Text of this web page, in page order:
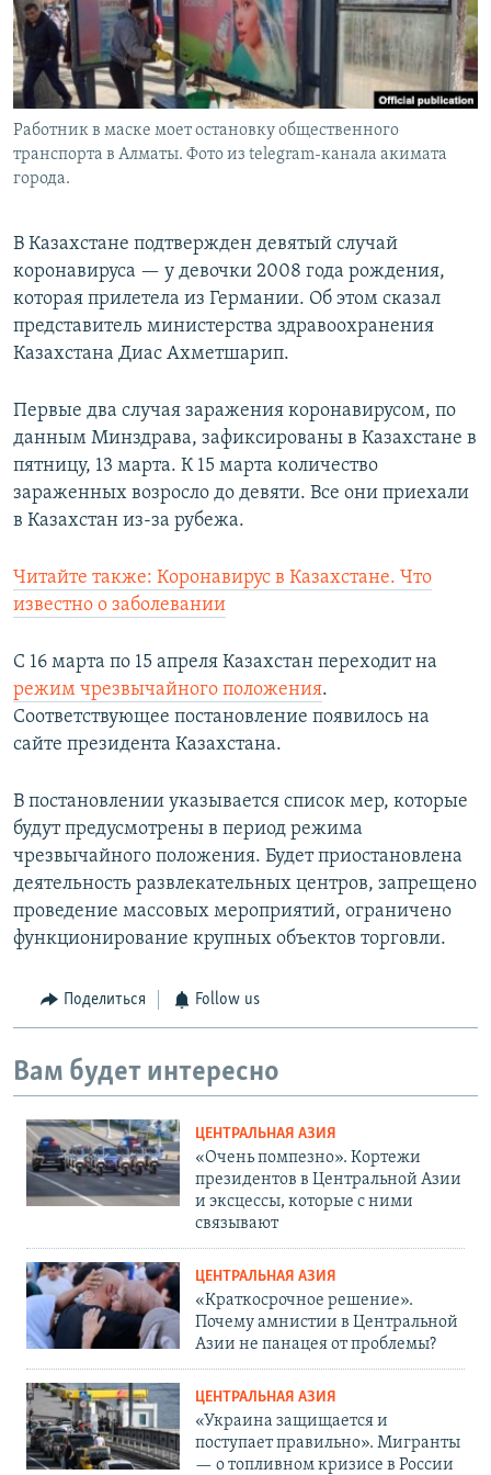
Работник в маске моет остановку общественного
транспорта в Алматы. Фото из telegram-канала акимата
города.
В Казахстане подтвержден девятый случай
коронавируса — у девочки 2008 года рождения,
которая прилетела из Германии. Об этом сказал
представитель министерства здравоохранения
Казахстана Диас Ахметшарип.
Первые два случая заражения коронавирусом, по
данным Минздрава, зафиксированы в Казахстане в
пятницу, 13 марта. К 15 марта количество
зараженных возросло до девяти. Все они приехали
в Казахстан из-за рубежа.
Читайте также: Коронавирус в Казахстане. Что
известно о заболевании
С 16 марта по 15 апреля Казахстан переходит на
режим чрезвычайного положения.
Соответствующее постановление появилось на
сайте президента Казахстана.
В постановлении указывается список мер, которые
будут предусмотрены в период режима
чрезвычайного положения. Будет приостановлена
деятельность развлекательных центров, запрещено
проведение массовых мероприятий, ограничено
функционирование крупных объектов торговли.
Поделиться Follow us
Вам будет интересно
ЦЕНТРАЛЬНАЯ АЗИЯ
«Очень помпезно». Кортежи
президентов в Центральной Азии
и эксцессы, которые с ними
связывают
ЦЕНТРАЛЬНАЯ АЗИЯ
«Краткосрочное решение».
Почему амнистии в Центральной
Азии не панацея от проблемы?
ЦЕНТРАЛЬНАЯ АЗИЯ
«Украина защищается и
поступает правильно». Мигранты
— о топливном кризисе в России